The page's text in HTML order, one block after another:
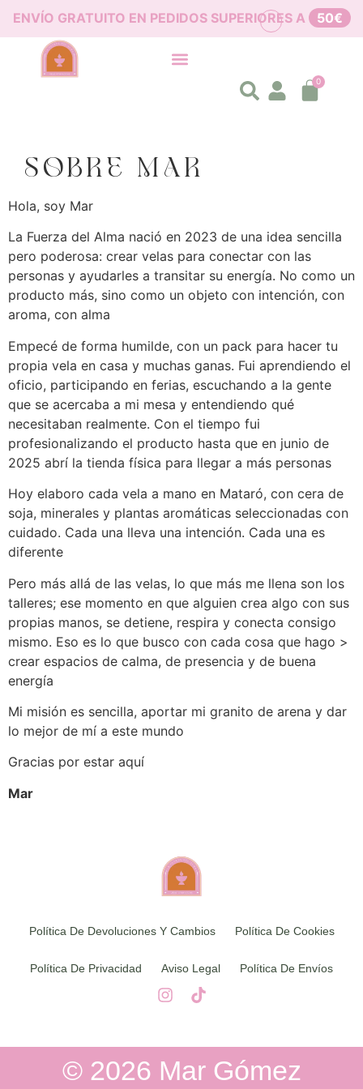
ENVÍO GRATUITO EN PEDIDOS SUPERIORES A 50€
0
SOBRE MAR
Hola, soy Mar
La Fuerza del Alma nació en 2023 de una idea sencilla
pero poderosa: crear velas para conectar con las
personas y ayudarles a transitar su energía. No como un
producto más, sino como un objeto con intención, con
aroma, con alma
Empecé de forma humilde, con un pack para hacer tu
propia vela en casa y muchas ganas. Fui aprendiendo el
oficio, participando en ferias, escuchando a la gente
que se acercaba a mi mesa y entendiendo qué
necesitaban realmente. Con el tiempo fui
profesionalizando el producto hasta que en junio de
2025 abrí la tienda física para llegar a más personas
Hoy elaboro cada vela a mano en Mataró, con cera de
soja, minerales y plantas aromáticas seleccionadas con
cuidado. Cada una lleva una intención. Cada una es
diferente
Pero más allá de las velas, lo que más me llena son los
talleres; ese momento en que alguien crea algo con sus
propias manos, se detiene, respira y conecta consigo
mismo. Eso es lo que busco con cada cosa que hago >
crear espacios de calma, de presencia y de buena
energía
Mi misión es sencilla, aportar mi granito de arena y dar
lo mejor de mí a este mundo
Gracias por estar aquí
Mar
Política De Devoluciones Y Cambios Política De Cookies
Política De Privacidad Aviso Legal Política De Envíos
© 2026 Mar Gómez